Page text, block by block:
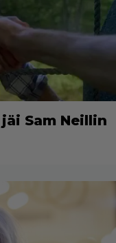
Sam Neillin